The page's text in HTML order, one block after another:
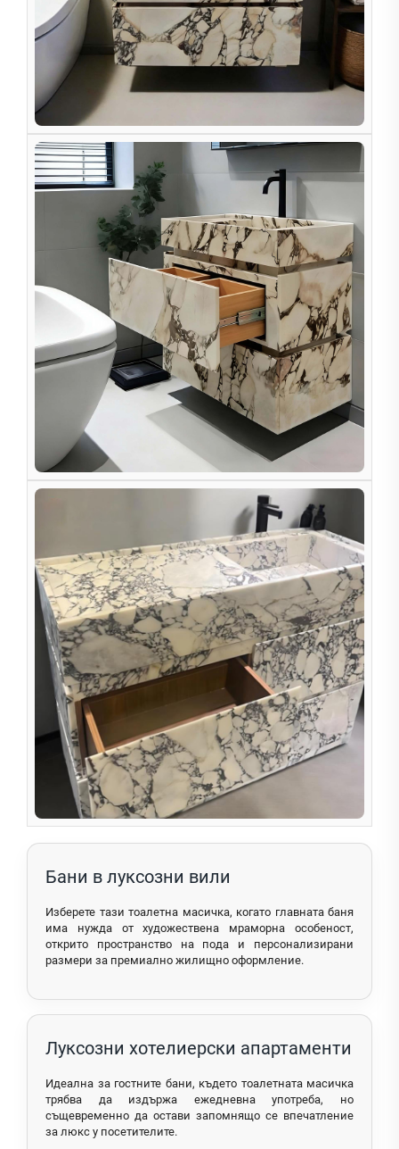
Бани в луксозни вили
Изберете тази тоалетна масичка, когато главната баня
има нужда от художествена мраморна особеност,
открито пространство на пода и персонализирани
размери за премиално жилищно оформление.
Луксозни хотелиерски апартаменти
Идеална за гостните бани, където тоалетната масичка
трябва да издържа ежедневна употреба, но
същевременно да остави запомнящо се впечатление
за люкс у посетителите.